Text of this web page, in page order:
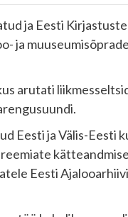
ja Eesti
ja
arutati
Eesti ja Välis-Eesti
Eesti